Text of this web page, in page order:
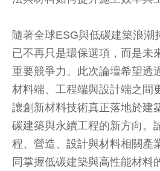
隨著全球ESG與低碳建築浪潮
已不再只是環保選項，而是未
重要競爭力。此次論壇希望透
材料端、工程端與設計端之間
讓創新材料技術真正落地於建
碳建築與永續工程的新方向。
程、營造、設計與材料相關產
同掌握低碳建築與高性能材料